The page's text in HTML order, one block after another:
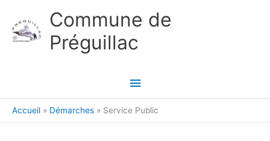
Commune de
Préguillac
Menu
principal
Accueil Démarches Service Public